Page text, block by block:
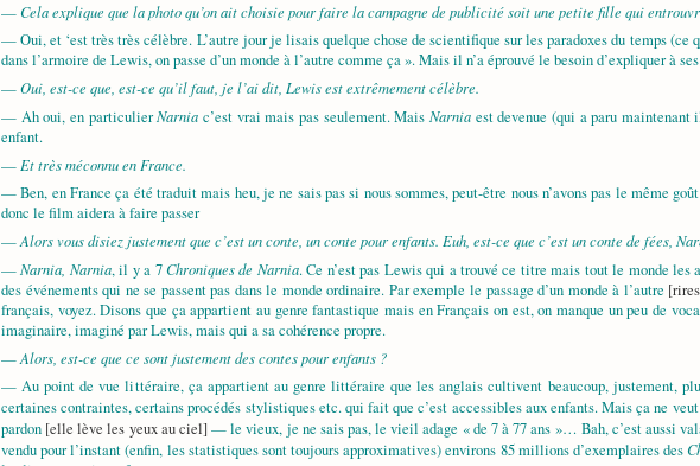
—Cela explique que la photo qu’on ait choisie pour faire la campagne de publicité soit une petite fille qui
— Oui, et ‘est très très célèbre. L’autre jour je lisais quelque chose de scientifique sur les paradoxes du temps
dans l’armoire de Lewis, on passe d’un monde à l’autre comme ça ». Mais il n’a éprouvé le besoin d’expliquer à
—Oui, est-ce que, est-ce qu’il faut, je l’ai dit, Lewis est extrêmement célèbre.
— Ah oui, en particulierNarnia c’est vrai mais pas seulement. Mais Narniaest devenue (qui a paru maintenant
enfant.
— Et très méconnu en France.
— Ben, en France ça été traduit mais heu, je ne sais pas si nous sommes, peut-être nous n’avons pas le même
donc le film aidera à faire passer
—Alors vous disiez justement que c’est un conte, un conte pour enfants. Euh, est-ce que c’est un conte de fées,
—Narnia, Narnia, il y a 7Chroniques de Narnia. Ce n’est pas Lewis qui a trouvé ce titre mais tout le monde
des événements qui ne se passent pas dans le monde ordinaire. Par exemple le passage d’un monde à l’autre
français, voyez. Disons que ça appartient au genre fantastique mais en Français on est, on manque un peu de
imaginaire, imaginé par Lewis, mais qui a sa cohérence propre.
—Alors, est-ce que ce sont justement des contes pour enfants ?
— Au point de vue littéraire, ça appartient au genre littéraire que les anglais cultivent beaucoup, justement,
certaines contraintes, certains procédés stylistiques etc. qui fait que c’est accessibles aux enfants. Mais ça ne
pardon [elle lève les yeux au ciel] — le vieux, je ne sais pas, le vieil adage « de 7 à 77 ans »… Bah, c’est aussi
vendu pour l’instant (enfin, les statistiques sont toujours approximatives) environs 85 millions d’exemplaires des